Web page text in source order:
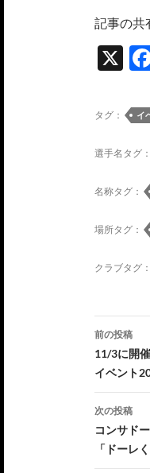
記事の共
X
タグ： イ
選手名タグ：
名称タグ：
場所タグ：
クラブタグ：
投
稿
ナ
ビ
ゲ
ー
前の投稿
11/3に開
イベント
次の投稿
コンサド
「ドーレ